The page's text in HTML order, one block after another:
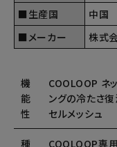
■生産国
中国
■メーカー
株式
機
能
性
COOLOOP ネ
ングの冷たさ
セルメッシュ
種
COOLOOP専